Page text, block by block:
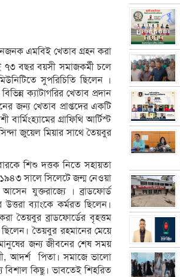
এমবিই খেতাব গ্রহন করা
৭৩ বছর বয়সী সমাজকর্মী চলে
সুপরিচিতি ছিলেন ।
ক্যাটাগরির খেতাব প্রদান
জন্য খেতাব প্রাপ্তদের একটি
গ্রাফিথি আর্টিস্ট
জুয়েল মিয়ার সাথে তৈয়বুর
শিশু দত্তক নিতে সহায়তা
সালে সিলেটে জন্ম নেওয়া
যুক্তরাজ্যে । ব্রাডফোর্ড
উত্তরা ব্যাংকে কর্মরত ছিলেন।
তৈয়বুর ব্রাডফোর্ডের বৃহত্তম
তৈয়বুর রহমানের মেয়ে
জন্য জীবনের শেষ সময়
আদর্শ পিতা। সমাজে ভালো
কিছু। ভাবতেই শিহরিত